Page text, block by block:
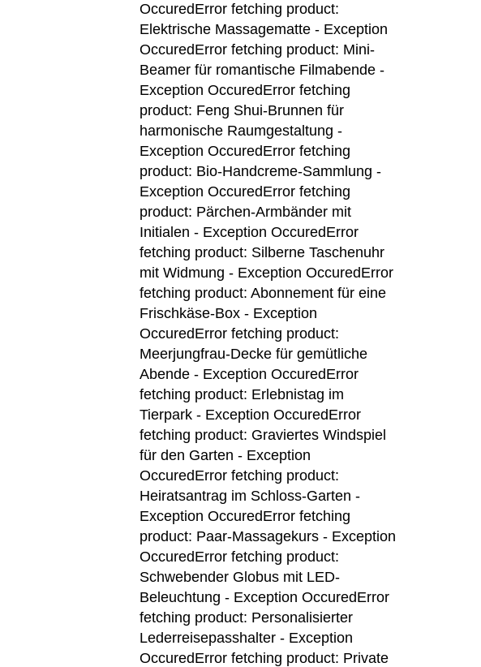
OccuredError fetching product:
Elektrische Massagematte - Exception
OccuredError fetching product: Mini-
Beamer für romantische Filmabende -
Exception OccuredError fetching
product: Feng Shui-Brunnen für
harmonische Raumgestaltung -
Exception OccuredError fetching
product: Bio-Handcreme-Sammlung -
Exception OccuredError fetching
product: Pärchen-Armbänder mit
Initialen - Exception OccuredError
fetching product: Silberne Taschenuhr
mit Widmung - Exception OccuredError
fetching product: Abonnement für eine
Frischkäse-Box - Exception
OccuredError fetching product:
Meerjungfrau-Decke für gemütliche
Abende - Exception OccuredError
fetching product: Erlebnistag im
Tierpark - Exception OccuredError
fetching product: Graviertes Windspiel
für den Garten - Exception
OccuredError fetching product:
Heiratsantrag im Schloss-Garten -
Exception OccuredError fetching
product: Paar-Massagekurs - Exception
OccuredError fetching product:
Schwebender Globus mit LED-
Beleuchtung - Exception OccuredError
fetching product: Personalisierter
Lederreisepasshalter - Exception
OccuredError fetching product: Private